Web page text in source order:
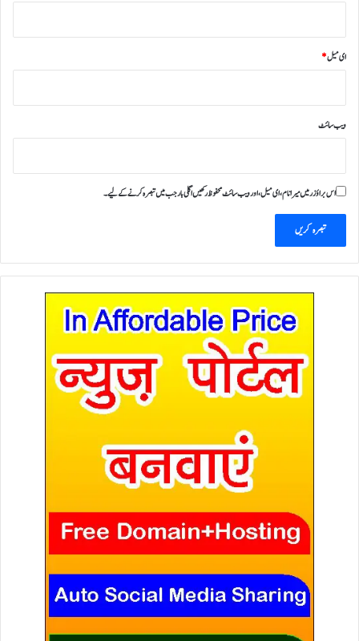
ای میل*
ویب‌ سائٹ
اس براؤزر میں میرا نام، ای میل، اور ویب سائٹ محفوظ رکھیں اگلی بار جب میں تبصرہ کرنے کےلیے۔